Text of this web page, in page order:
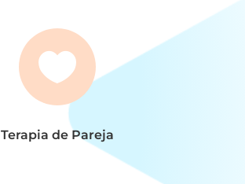

Terapia de Pareja